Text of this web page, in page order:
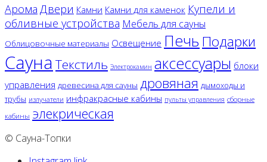
Арома Двери Камни Камни для каменок Купели и
обливные устройства Мебель для сауны
Облицовочные материалы Освещение Печь Подарки
Сауна Текстиль Электрокамин аксессуары блоки
управления древесина для сауны дровяная дымоходы и
трубы излучатели инфракрасные кабины пульты управления сборные
кабины элекрическая
© Сауна-Топки